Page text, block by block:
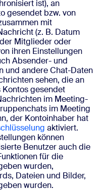
ist), an
gesendet bzw. von
mit
(z. B. Datum
Mitglieder oder
ihren Einstellungen
Absender- und
und andere Chat-Daten
sehen, die an
Kontos gesendet
im Meeting-
im Meeting
der Kontoinhaber hat
aktiviert.
können
Benutzer auch die
für die
wurden,
Dateien und Bilder,
wurden.